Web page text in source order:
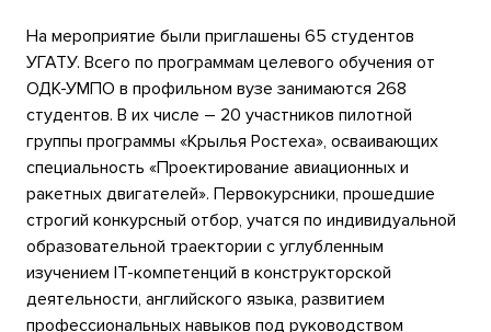
На мероприятие были приглашены 65 студентов
УГАТУ. Всего по программам целевого обучения от
ОДК-УМПО в профильном вузе занимаются 268
студентов. В их числе – 20 участников пилотной
группы программы «Крылья Ростеха», осваивающих
специальность «Проектирование авиационных и
ракетных двигателей». Первокурсники, прошедшие
строгий конкурсный отбор, учатся по индивидуальной
образовательной траектории с углубленным
изучением IT-компетенций в конструкторской
деятельности, английского языка, развитием
профессиональных навыков под руководством